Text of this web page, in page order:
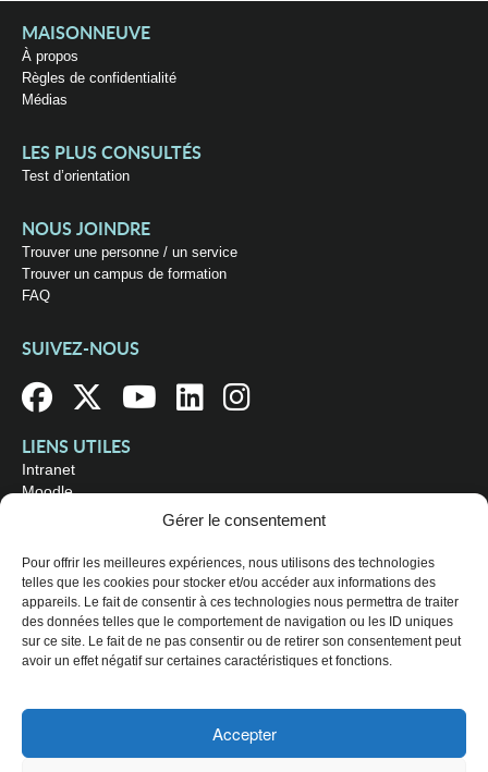
Gérer le consentement
Pour offrir les meilleures expériences, nous utilisons des technologies
telles que les cookies pour stocker et/ou accéder aux informations des
appareils. Le fait de consentir à ces technologies nous permettra de traiter
des données telles que le comportement de navigation ou les ID uniques
sur ce site. Le fait de ne pas consentir ou de retirer son consentement peut
avoir un effet négatif sur certaines caractéristiques et fonctions.
Accepter
MAISONNEUVE
À propos
Règles de confidentialité
Médias
LES PLUS CONSULTÉS
Test d’orientation
NOUS JOINDRE
Trouver une personne / un service
Trouver un campus de formation
FAQ
SUIVEZ-NOUS
LIENS UTILES
Intranet
Moodle
OÙ NOUS TROUVER
Campus principal
3800, rue Sherbrooke Est
Montréal (Québec) H1X 2A2
Consultez lesheures d'ouverture
© 2026 Collège de Maisonneuve. Tous droits réservés.